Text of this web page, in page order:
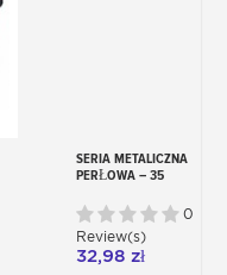
metalicznew
są przeznaczone do
metalicznych.
kolorów
Pro uzyskiwane jest
SERIA METALICZNA
PERŁOWA – 35
DO AEROGRAFU
0
Review(s)
32,98 zł